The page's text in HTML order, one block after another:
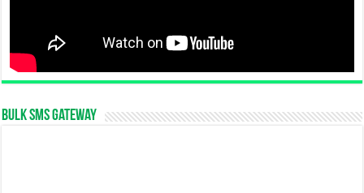
Bulk SMS Gateway